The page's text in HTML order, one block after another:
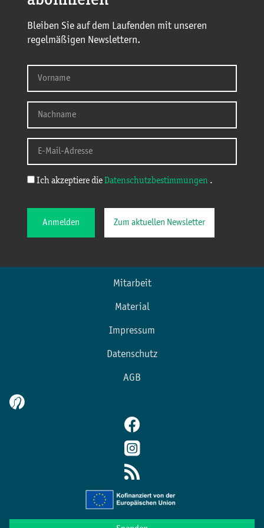
Bleiben Sie auf dem Laufenden mit unseren
regelmäßigen Newslettern.
Ich akzeptiere die Datenschutzbestimmungen .
Anmelden Zum aktuellen Newsletter
Mitarbeit
Material
Impressum
Datenschutz
AGB